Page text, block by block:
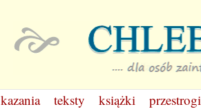
kazania teksty książki przestrogi